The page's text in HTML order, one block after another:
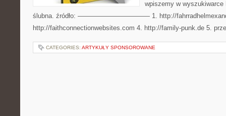
wpiszemy w wyszukiwarce
ślubna. źródło: ——————————— 1. http://
http://faithconnectionwebsites.com 4. http://family-punk.de 5.
CATEGORIES: ARTYKUŁY SPONSOROWANE